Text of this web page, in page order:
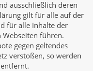
ausschließlich deren
gilt für alle auf der
für alle Inhalte der
Webseiten führen.
gegen geltendes
verstoßen, so werden